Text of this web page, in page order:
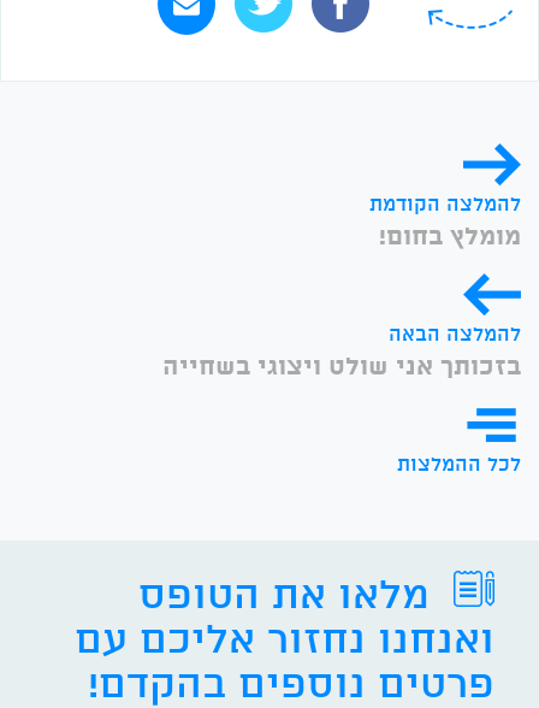
להמלצה הקודמת
מומלץ בחום!
להמלצה הבאה
בזכותך אני שולט ויצוגי בשחייה
לכל ההמלצות
מלאו את הטופס
ואנחנו נחזור אליכם עם
פרטים נוספים בהקדם!